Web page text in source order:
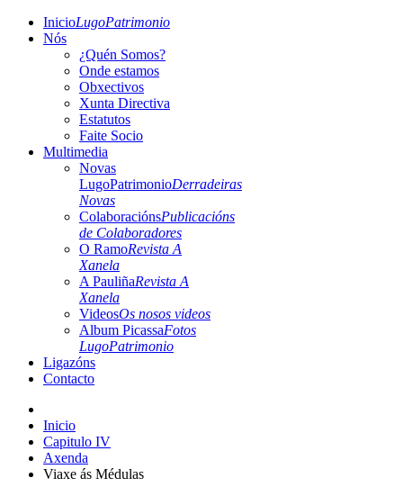
InicioLugoPatrimonio
Nós
¿Quén Somos?
Onde estamos
Obxectivos
Xunta Directiva
Estatutos
Faite Socio
Multimedia
Novas
LugoPatrimonioDerradeiras
Novas
ColaboraciónsPublicacións
de Colaboradores
O RamoRevista A
Xanela
A PauliñaRevista A
Xanela
VideosOs nosos videos
Album PicassaFotos
LugoPatrimonio
Ligazóns
Contacto
Inicio
Capitulo IV
Axenda
Viaxe ás Médulas